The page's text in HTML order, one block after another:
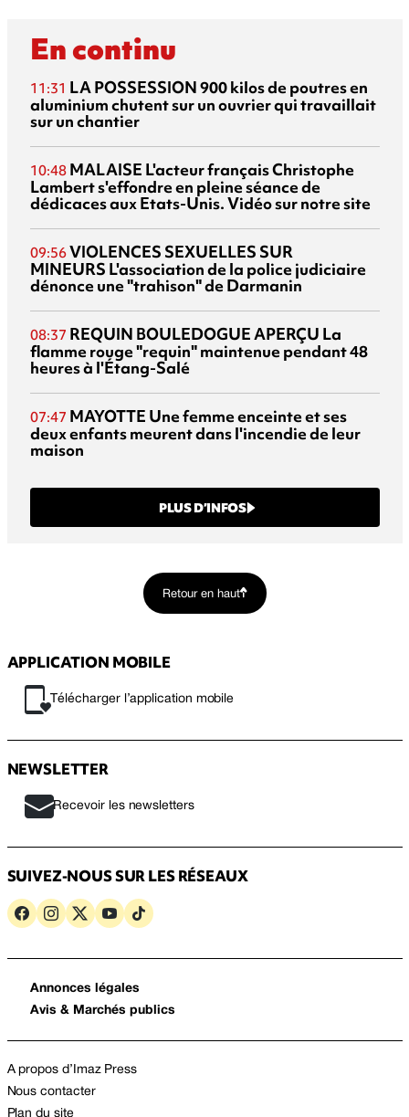
En continu
11:31 LA POSSESSION900 kilos de poutres en
aluminium chutent sur un ouvrier qui travaillait
sur un chantier
10:48 MALAISE L'acteur français Christophe
Lambert s'effondre en pleine séance de
dédicaces aux Etats-Unis. Vidéo sur notre site
09:56VIOLENCES SEXUELLES SUR
MINEURS L'association de la police judiciaire
dénonce une "trahison" de Darmanin
08:37 REQUIN BOULEDOGUE APERÇU La
flamme rouge "requin" maintenue pendant 48
heures à l'Étang-Salé
07:47 MAYOTTE Une femme enceinte et ses
deux enfants meurent dans l'incendie de leur
maison
PLUS D’INFOS
Retour en haut
APPLICATION MOBILE
Télécharger l’application mobile
NEWSLETTER
Recevoir les newsletters
SUIVEZ-NOUS SUR LES RÉSEAUX
Annonces légales
Avis & Marchés publics
A propos d’Imaz Press
Nous contacter
Plan du site